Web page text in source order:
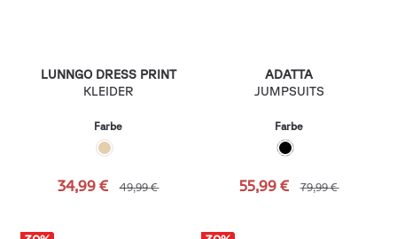
LUNNGO DRESS PRINT
KLEIDER
Farbe
34,99 € 49,99 €
ADATTA
JUMPSUITS
Farbe
55,99 € 79,99 €